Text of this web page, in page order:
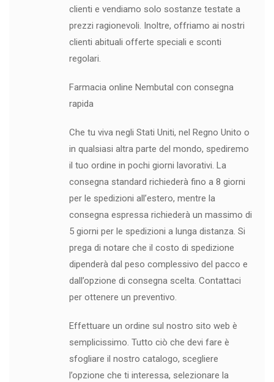
clienti e vendiamo solo sostanze testate a
prezzi ragionevoli. Inoltre, offriamo ai nostri
clienti abituali offerte speciali e sconti
regolari.
Farmacia online Nembutal con consegna
rapida
Che tu viva negli Stati Uniti, nel Regno Unito o
in qualsiasi altra parte del mondo, spediremo
il tuo ordine in pochi giorni lavorativi. La
consegna standard richiederà fino a 8 giorni
per le spedizioni all’estero, mentre la
consegna espressa richiederà un massimo di
5 giorni per le spedizioni a lunga distanza. Si
prega di notare che il costo di spedizione
dipenderà dal peso complessivo del pacco e
dall’opzione di consegna scelta. Contattaci
per ottenere un preventivo.
Effettuare un ordine sul nostro sito web è
semplicissimo. Tutto ciò che devi fare è
sfogliare il nostro catalogo, scegliere
l’opzione che ti interessa, selezionare la